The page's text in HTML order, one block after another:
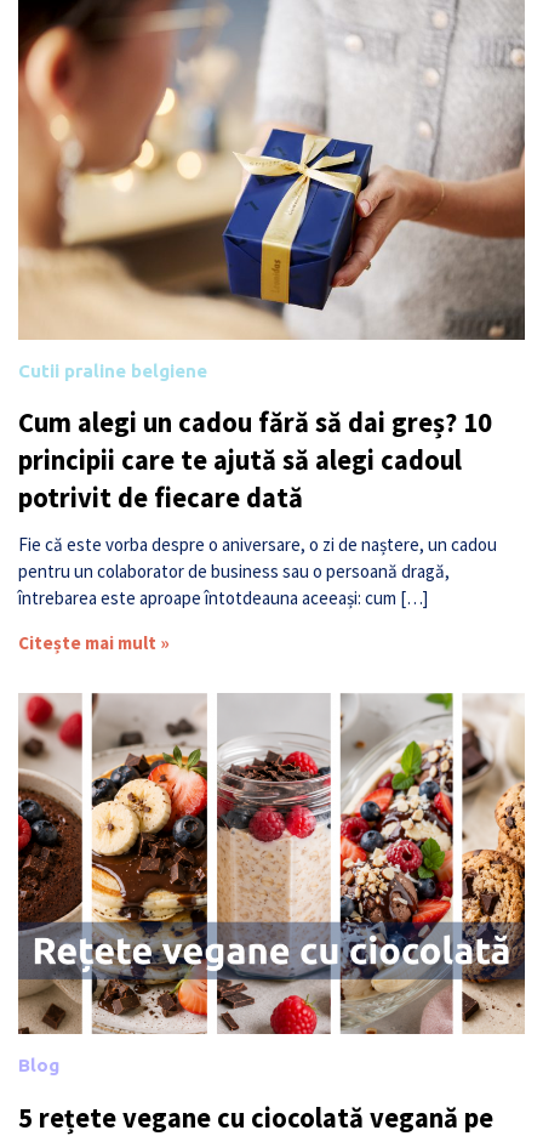
Cutii praline belgiene
Cum alegi un cadou fără să dai greș? 10
principii care te ajută să alegi cadoul
potrivit de fiecare dată
Fie că este vorba despre o aniversare, o zi de naștere, un cadou
pentru un colaborator de business sau o persoană dragă,
întrebarea este aproape întotdeauna aceeași: cum […]
Citește mai mult »
Blog
5 rețete vegane cu ciocolată vegană pe